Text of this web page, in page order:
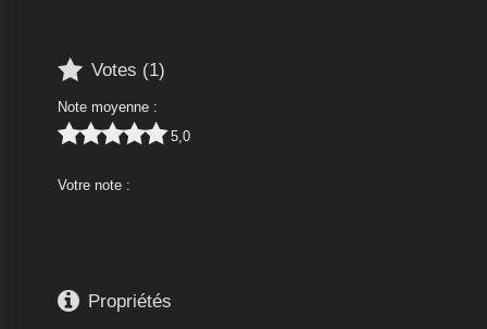
 Votes (1)
Note moyenne :
 5,0
Votre note :
 Propriétés